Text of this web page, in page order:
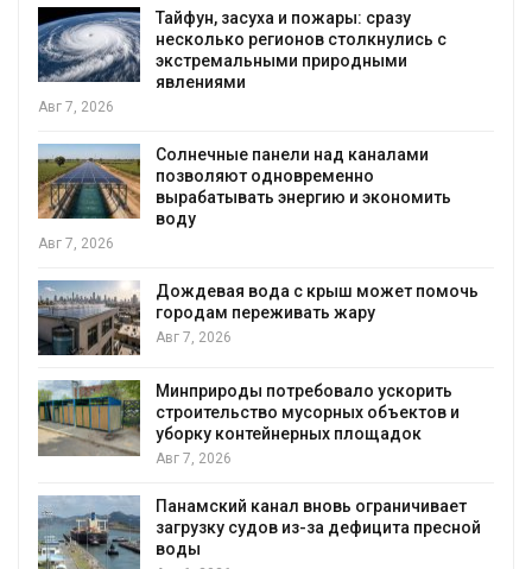
и пожары: сразу
регионов столкнулись с
природными
панели над каналами
одновременно
энергию и экономить
вода с крыш может помочь
жару
потребовало ускорить
мусорных объектов и
площадок
канал вновь ограничивает
из-за дефицита пресной
МЕГА и
экообменники
воду из
Авг 6, 2026
рубок
Авг 6, 2026
Авг 6, 2026